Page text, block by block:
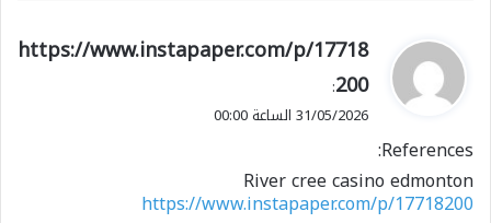
ي
ق
و
ل
https://www.instapaper.com/p/17718
200
:
31/05/2026 الساعة 00:00
References:
River cree casino edmonton
https://www.instapaper.com/p/17718200